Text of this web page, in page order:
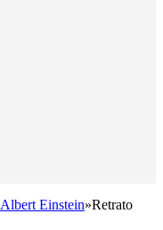
Albert Einstein»Retrato